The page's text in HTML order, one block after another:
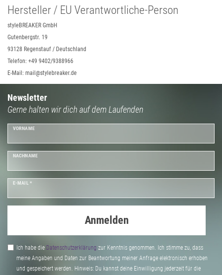
Hersteller / EU Verantwortliche-Person
styleBREAKER GmbH
Gutenbergstr. 19
93128 Regenstauf / Deutschland
Telefon: +49 9402/9388966
E-Mail: mail@stylebreaker.de
Newsletter
Gerne halten wir dich auf dem Laufenden
VORNAME
NACHNAME
E-MAIL *
Anmelden
Ich habe die Daten­schutz­erklärung zur Kenntnis genommen. Ich stimme zu, dass
meine Angaben und Daten zur Beantwortung meiner Anfrage elektronisch erhoben
und gespeichert werden. Hinweis: Du kannst deine Einwilligung jederzeit für die